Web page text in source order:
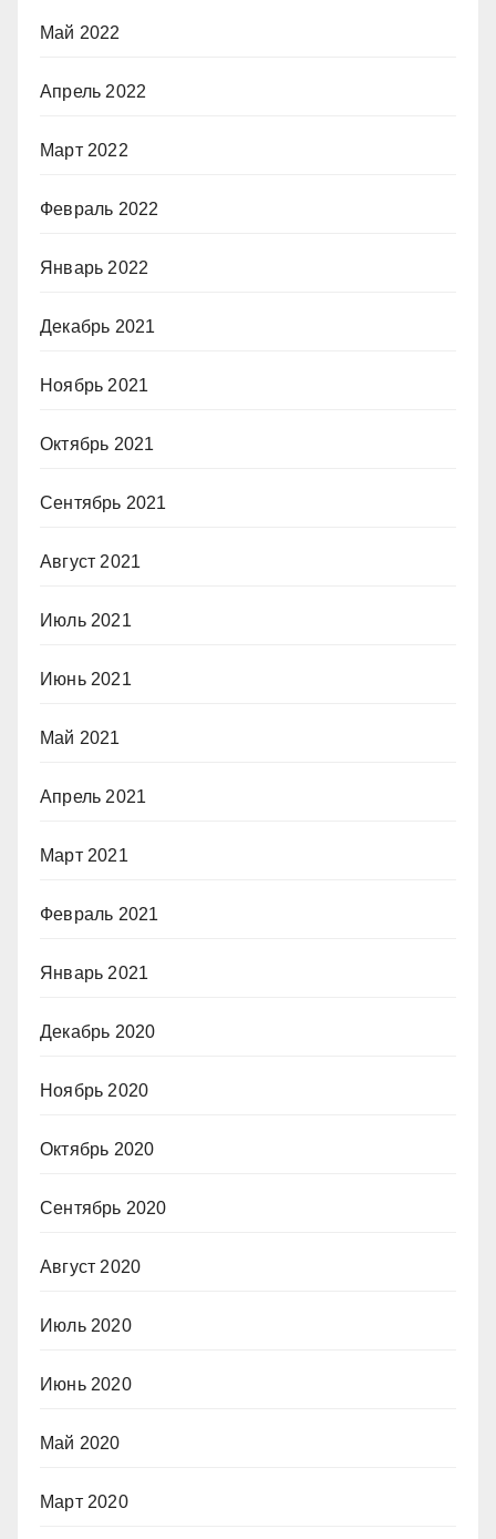
Май 2022
Апрель 2022
Март 2022
Февраль 2022
Январь 2022
Декабрь 2021
Ноябрь 2021
Октябрь 2021
Сентябрь 2021
Август 2021
Июль 2021
Июнь 2021
Май 2021
Апрель 2021
Март 2021
Февраль 2021
Январь 2021
Декабрь 2020
Ноябрь 2020
Октябрь 2020
Сентябрь 2020
Август 2020
Июль 2020
Июнь 2020
Май 2020
Март 2020